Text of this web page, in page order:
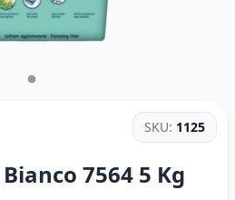
SKU: 1125
7564 5 Kg